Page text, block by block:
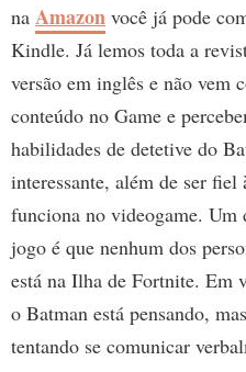
na Amazon você já pode
Kindle. Já lemos toda a
versão em inglês e não vem
conteúdo no Game e
habilidades de detetive do
interessante, além de ser
funciona no videogame. Um
jogo é que nenhum dos
está na Ilha de Fortnite. Em
o Batman está pensando,
tentando se comunicar